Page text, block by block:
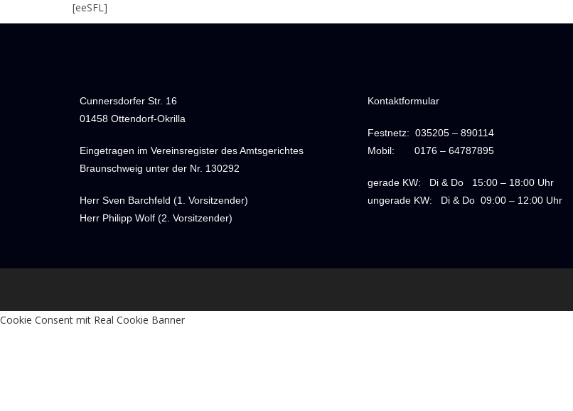
[eeSFL]
Cunnersdorfer Str. 16
01458 Ottendorf-Okrilla
Eingetragen im Vereinsregister des Amtsgerichtes
Braunschweig unter der Nr. 130292
Herr Sven Barchfeld (1. Vorsitzender)
Herr Philipp Wolf (2. Vorsitzender)
Kontaktformular
Festnetz:035205 – 890114
Mobil:0176 – 64787895
gerade KW: Di & Do 15:00 – 18:00 Uhr
ungerade KW: Di & Do 09:00 – 12:00 Uhr
Cookie Consent mit Real Cookie Banner